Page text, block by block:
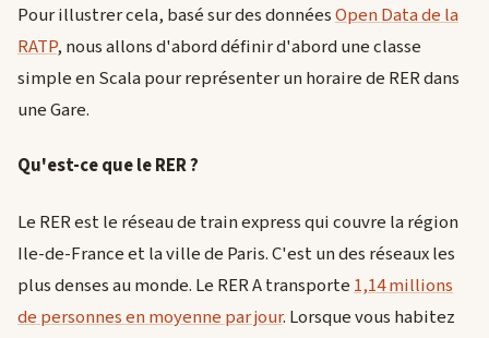
Pour illustrer cela, basé sur des donnéesOpen Data de la
RATP, nous allons d'abord définir d'abord une classe
simple en Scala pour représenter un horaire de RER dans
une Gare.
Qu'est-ce que le RER ?
Le RER est le réseau de train express qui couvre la région
Ile-de-France et la ville de Paris. C'est un des réseaux les
plus denses au monde. Le RER A transporte 1,14 millions
de personnes en moyenne par jour. Lorsque vous habitez